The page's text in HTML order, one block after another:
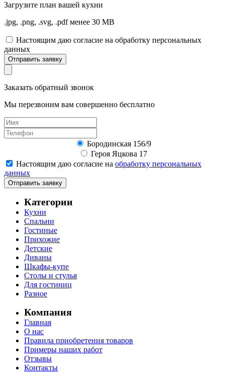
Загрузите план вашей кухни
.jpg, .png, .svg, .pdf менее 30 MB
Настоящим даю согласие на обработку персональных
данных
Отправить заявку
Заказать обратный звонок
Мы перезвоним вам совершенно бесплатно
Бородинская 156/9
Героя Яцкова 17
Настоящим даю согласие на обработку персональных
данных
Отправить заявку
Категории
Кухни
Спальни
Гостиные
Прихожие
Детские
Диваны
Шкафы-купе
Столы и стулья
Для гостиниц
Разное
Компания
Главная
О нас
Правила приобретения товаров
Примеры наших работ
Отзывы
Контакты